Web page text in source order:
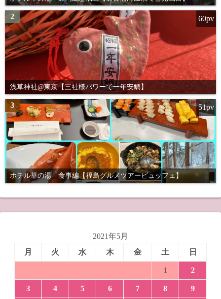
2
浅草神社@東京【三社様パワーで一年安鯛】
60pv
3
ホテル華の湯 食事編【福島グルメツアービュッフェ】
51pv
2021年5月
月
火 水 木 金 土 日
1 2
3 4 5 6 7 8 9